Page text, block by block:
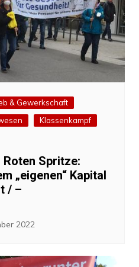
& Gewerkschaft
Klassenkampf
Roten Spritze:
„eigenen“ Kapital
/ –
2022